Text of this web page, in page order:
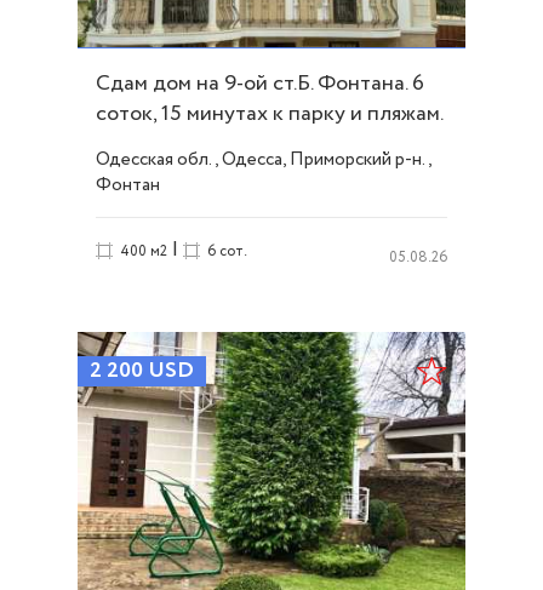
Сдам дом на 9-ой ст.Б. Фонтана. 6
соток, 15 минутах к парку и пляжам.
ID 52104
Одесская обл., Одесса, Приморский р-н.,
Фонтан
400 м2 | 6 сот. 05.08.26
2 200 USD